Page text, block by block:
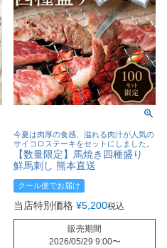
今夏は肉厚の食感、溢れる肉汁が人気の
サイコロステーキをセットにしました。
【数量限定】馬焼き四種盛り
鮮馬刺し 熊本直送
クール便でお届け
当店特別価格 ¥5,200税込
販売期間
2026/05/29 9:00〜